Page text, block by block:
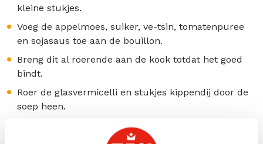
kleine stukjes.
Voeg de appelmoes, suiker, ve-tsin, tomatenpuree
en sojasaus toe aan de bouillon.
Breng dit al roerende aan de kook totdat het goed
bindt.
Roer de glasvermicelli en stukjes kippendij door de
soep heen.
Voeg al roerend het maïzena, gemberpoeder
mengsel en ERU Balans Sambal toe aan de soep.